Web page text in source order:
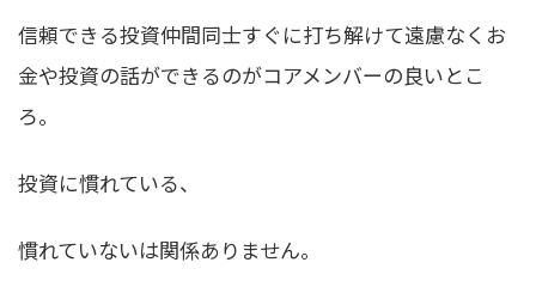
信頼できる投資仲間同士すぐに打ち解けて遠慮なくお
金や投資の話ができるのがコアメンバーの良いとこ
ろ。
投資に慣れている、
慣れていないは関係ありません。